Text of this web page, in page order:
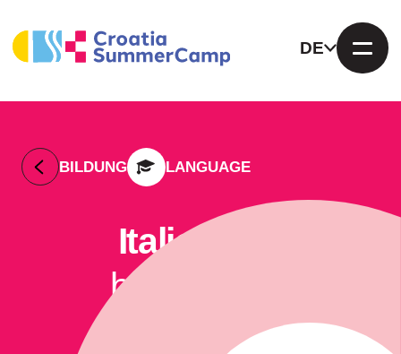
DE
BILDUNG LANGUAGE
Italienisch
by Euroclub